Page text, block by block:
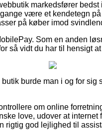
markedsfører
være et kendetegn
på køber imod
Som en anden
så vidt du har til hensigt
burde man i og for
om online
love, udover at
rigtig god lejlighed til